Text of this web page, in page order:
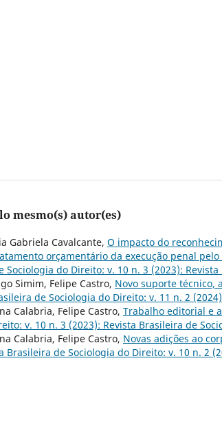
mesmo(s) autor(es)
Gabriela Cavalcante, O impacto do
orçamentário da execução penal
Sociologia do Direito: v. 10 n. 3 (2023):
Simim, Felipe Castro, Novo suporte técnico,
de Sociologia do Direito: v. 11 n. 2
Calabria, Felipe Castro, Trabalho editorial e
v. 10 n. 3 (2023): Revista Brasileira de
Calabria, Felipe Castro, Novas adições ao
Brasileira de Sociologia do Direito: v. 10 n. 2